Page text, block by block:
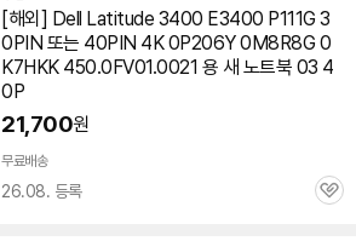
[해외] Dell Latitude 3400 E3400 P111G 3
0PIN 또는 40PIN 4K 0P206Y 0M8R8G 0
K7HKK 450.0FV01.0021 용 새 노트북 03 4
0P
21,700원
무료배송
26.08. 등록
관